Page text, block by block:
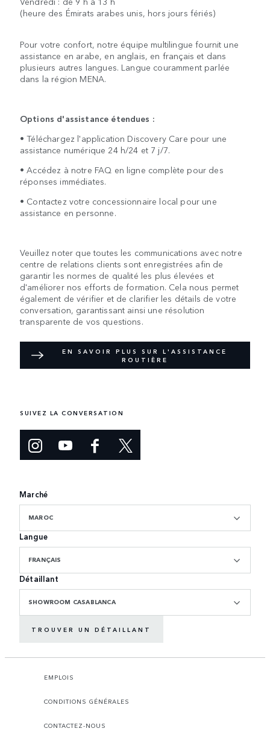
(heure des Émirats arabes unis, hors jours fériés)
Pour votre confort, notre équipe multilingue fournit une
assistance en arabe, en anglais, en français et dans
plusieurs autres langues. Langue couramment parlée
dans la région MENA.
Options d'assistance étendues :
• Téléchargez l'application Discovery Care pour une
assistance numérique 24 h/24 et 7 j/7.
• Accédez à notre FAQ en ligne complète pour des
réponses immédiates.
• Contactez votre concessionnaire local pour une
assistance en personne.
Veuillez noter que toutes les communications avec notre
centre de relations clients sont enregistrées afin de
garantir les normes de qualité les plus élevées et
d'améliorer nos efforts de formation. Cela nous permet
également de vérifier et de clarifier les détails de votre
conversation, garantissant ainsi une résolution
transparente de vos questions.
EN SAVOIR PLUS SUR L'ASSISTANCE
ROUTIÈRE
SUIVEZ LA CONVERSATION
Marché
MAROC
Langue
FRANÇAIS
Détaillant
SHOWROOM CASABLANCA
TROUVER UN DÉTAILLANT
EMPLOIS
CONDITIONS GÉNÉRALES
CONTACTEZ-NOUS